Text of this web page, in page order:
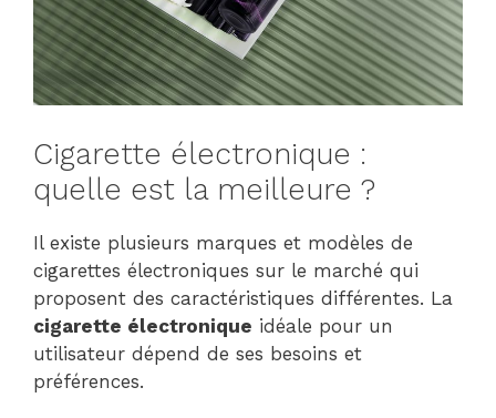
Cigarette électronique :
quelle est la meilleure ?
Il existe plusieurs marques et modèles de
cigarettes électroniques sur le marché qui
proposent des caractéristiques différentes. La
cigarette électronique idéale pour un
utilisateur dépend de ses besoins et
préférences.